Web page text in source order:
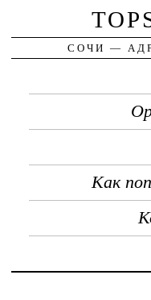
СОЧИ —
Как